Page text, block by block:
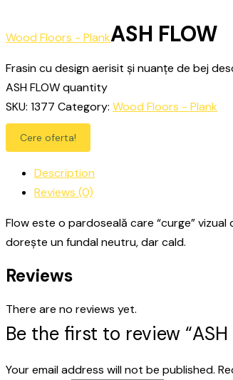
Wood Floors - PlankASH FLOW
Frasin cu design aerisit și nuanțe de bej
ASH FLOW quantity
SKU: 1377 Category: Wood Floors - Plank
Cere oferta!
Description
Reviews (0)
Flow este o pardoseală care “curge”
dorește un fundal neutru, dar cald.
Reviews
There are no reviews yet.
Be the first to review “ASH
Your email address will not be published.